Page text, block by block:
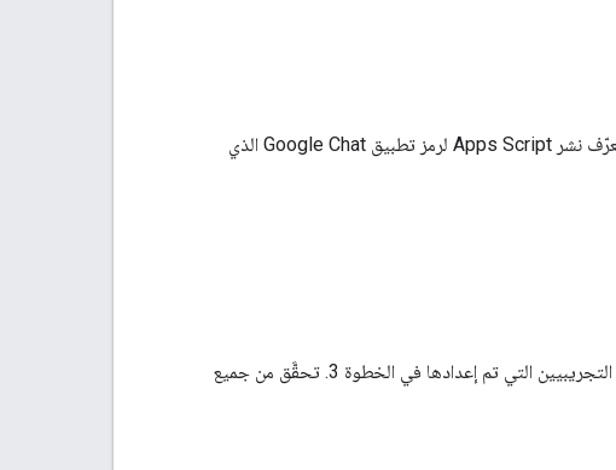
باستخدام عنوان URL لنقطة نهاية النشر أو معرّف نشر Apps Script لرمز تطبيق Google Chat الذي
اختبِر وظائف إضافة Google Workspace بشكل كامل باستخدام حسابات المستخدمين التجريبيين التي تم إعدادها في الخطوة 3. تحقَّق من جميع